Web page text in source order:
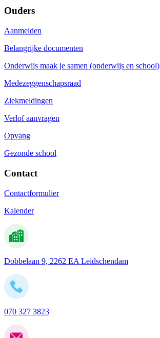
Ouders
Aanmelden
Belangrijke documenten
Onderwijs maak je samen (onderwijs en school)
Medezeggenschapsraad
Ziekmeldingen
Verlof aanvragen
Opvang
Gezonde school
Contact
Contactformulier
Kalender
Dobbelaan 9, 2262 EA Leidschendam
070 327 3823